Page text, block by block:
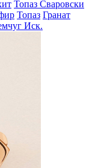
Топаз Сваровски
Топаз Гранат
Иск.